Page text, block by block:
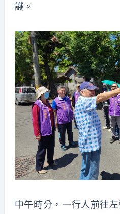
識。
中午時分，一行人前往